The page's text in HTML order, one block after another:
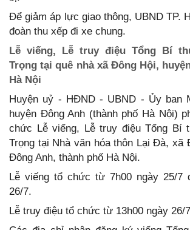
Để giảm áp lực giao thông, UBND TP.
đoàn thu xếp đi xe chung.
Lễ viếng, Lễ truy điệu Tổng Bí
Trọng tại quê nhà xã Đông Hội,
Hà Nội
Huyện uỷ - HĐND - UBND - Ủy ban
huyện Đông Anh (thành phố Hà Nội)
chức Lễ viếng, Lễ truy điệu Tổng Bí
Trọng tại Nhà văn hóa thôn Lại Đà, xã
Đông Anh, thành phố Hà Nội.
Lễ viếng tổ chức từ 7h00 ngày 25/7
26/7.
Lễ truy điệu tổ chức từ 13h00 ngày 26/